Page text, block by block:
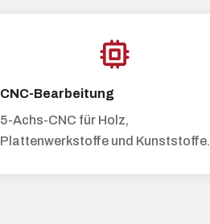
CNC-Bearbeitung
5-Achs-CNC für Holz,
Plattenwerkstoffe und Kunststoffe.